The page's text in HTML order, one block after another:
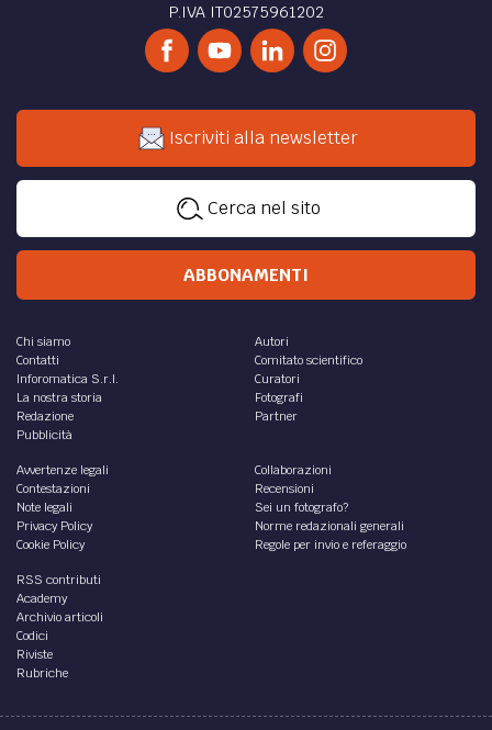
P.IVA IT02575961202
Iscriviti alla newsletter
Cerca nel sito
ABBONAMENTI
Chi siamo
Contatti
Inforomatica S.r.l.
La nostra storia
Redazione
Pubblicità
Autori
Comitato scientifico
Curatori
Fotografi
Partner
Avvertenze legali
Contestazioni
Note legali
Privacy Policy
Cookie Policy
Collaborazioni
Recensioni
Sei un fotografo?
Norme redazionali generali
Regole per invio e referaggio
RSS contributi
Academy
Archivio articoli
Codici
Riviste
Rubriche